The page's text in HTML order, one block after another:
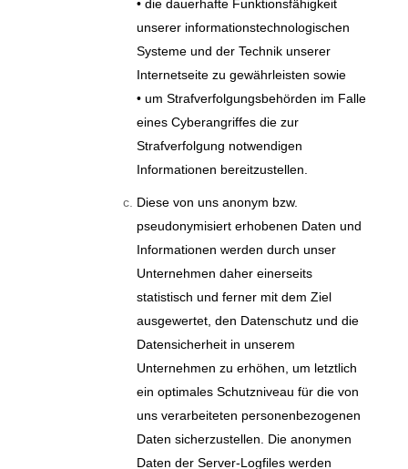
• die dauerhafte Funktionsfähigkeit
unserer informationstechnologischen
Systeme und der Technik unserer
Internetseite zu gewährleisten sowie
• um Strafverfolgungsbehörden im Falle
eines Cyberangriffes die zur
Strafverfolgung notwendigen
Informationen bereitzustellen.
Diese von uns anonym bzw.
pseudonymisiert erhobenen Daten und
Informationen werden durch unser
Unternehmen daher einerseits
statistisch und ferner mit dem Ziel
ausgewertet, den Datenschutz und die
Datensicherheit in unserem
Unternehmen zu erhöhen, um letztlich
ein optimales Schutzniveau für die von
uns verarbeiteten personenbezogenen
Daten sicherzustellen. Die anonymen
Daten der Server-Logfiles werden